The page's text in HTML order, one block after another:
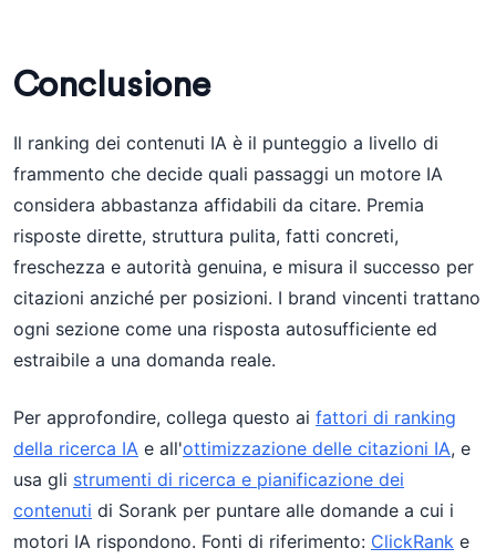
Conclusione
Il ranking dei contenuti IA è il punteggio a livello di
frammento che decide quali passaggi un motore IA
considera abbastanza affidabili da citare. Premia
risposte dirette, struttura pulita, fatti concreti,
freschezza e autorità genuina, e misura il successo per
citazioni anziché per posizioni. I brand vincenti trattano
ogni sezione come una risposta autosufficiente ed
estraibile a una domanda reale.
Per approfondire, collega questo ai fattori di ranking
della ricerca IA e all'ottimizzazione delle citazioni IA, e
usa gli strumenti di ricerca e pianificazione dei
contenuti di Sorank per puntare alle domande a cui i
motori IA rispondono. Fonti di riferimento: ClickRank e